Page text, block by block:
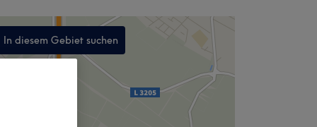
In diesem Gebiet suchen
,